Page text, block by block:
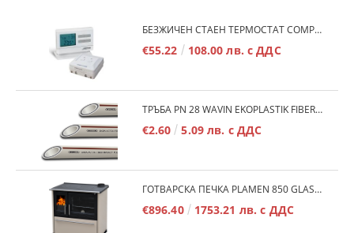
БЕЗЖИЧЕН СТАЕН ТЕРМОСТАТ COMPUTHERM Q7RF
€55.22 108.00 лв. с ДДС
ТРЪБА PN 28 WAVIN EKOPLASTIK FIBER BASALT PLUS - 3М/БР.
€2.60 5.09 лв. с ДДС
ГОТВАРСКА ПЕЧКА PLAMEN 850 GLAS 11KW
€896.40 1753.21 лв. с ДДС